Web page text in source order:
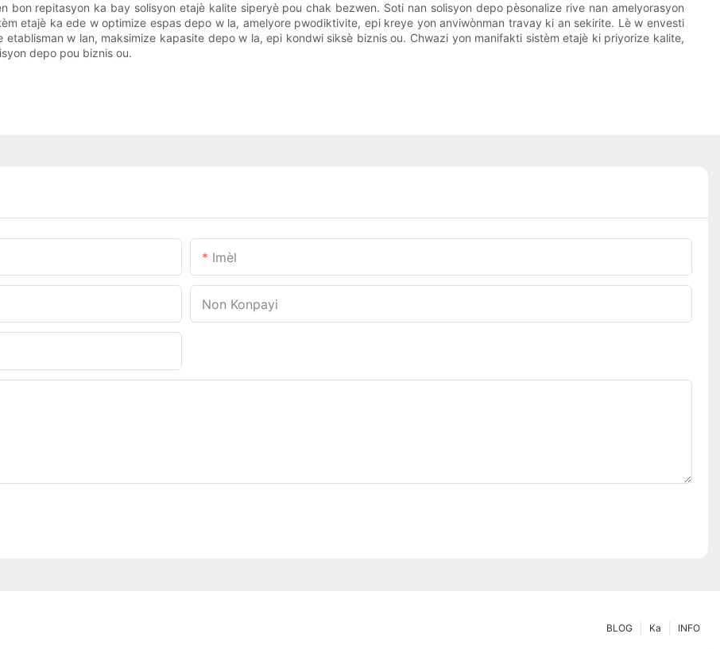
repitasyon ka bay solisyon etajè kalite siperyè pou chak bezwen. Soti nan solisyon depo pèsonalize rive nan amelyorasyon
etajè ka ede w optimize espas depo w la, amelyore pwodiktivite, epi kreye yon anviwònman travay ki an sekirite. Lè w envesti
w lan, maksimize kapasite depo w la, epi kondwi siksè biznis ou. Chwazi yon manifakti sistèm etajè ki priyorize kalite,
depo pou biznis ou.
Imèl
Non Konpayi
INFO
Ka
BLOG